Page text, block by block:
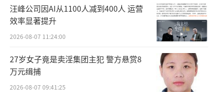
汪峰公司因AI从1100人减到400人 运营
效率显著提升
2026-08-07 11:24:00
27岁女子竟是卖淫集团主犯 警方悬赏8
万元缉捕
2026-08-07 09:41:25